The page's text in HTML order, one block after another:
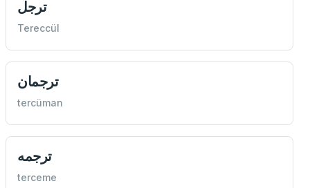
ترجل
Tereccül
ترجمان
tercüman
ترجمه
terceme